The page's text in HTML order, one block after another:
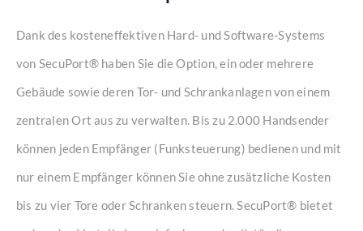
Dank des kosteneffektiven Hard- und Software-Systems
von SecuPort® haben Sie die Option, ein oder mehrere
Gebäude sowie deren Tor- und Schrankanlagen von einem
zentralen Ort aus zu verwalten. Bis zu 2.000 Handsender
können jeden Empfänger (Funksteuerung) bedienen und mit
nur einem Empfänger können Sie ohne zusätzliche Kosten
bis zu vier Tore oder Schranken steuern. SecuPort® bietet